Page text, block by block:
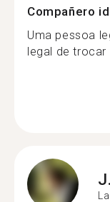
Compañero
Uma pessoa
legal de trocar
J.